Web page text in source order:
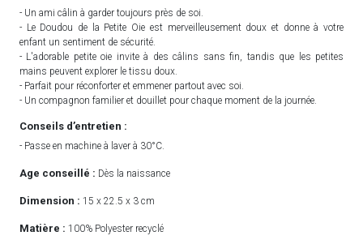
- Un ami câlin à garder toujours près de soi.
- Le Doudou de la Petite Oie est merveilleusement doux et donne à votre
enfant un sentiment de sécurité.
- L'adorable petite oie invite à des câlins sans fin, tandis que les petites
mains peuvent explorer le tissu doux.
- Parfait pour réconforter et emmener partout avec soi.
- Un compagnon familier et douillet pour chaque moment de la journée.
Conseils d’entretien :
- Passe en machine à laver à 30°C.
Age conseillé : Dès la naissance
Dimension : 15 x 22.5 x 3 cm
Matière : 100% Polyester recyclé